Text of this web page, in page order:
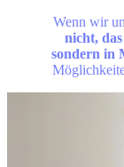
Wenn wir
nicht,
sondern in